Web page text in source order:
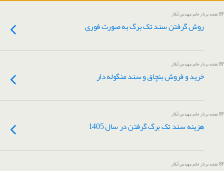
BY نقشه بردار خانم مهندس آبکار
روش گرفتن سند تک برگ به صورت فوری
BY نقشه بردار خانم مهندس آبکار
خرید و فروش بنچاق و سند منگوله دار
BY نقشه بردار خانم مهندس آبکار
هزینه سند تک برگ گرفتن در سال 1405
BY نقشه بردار خانم مهندس آبکار